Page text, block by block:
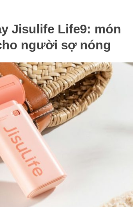
Jisulife Life9: món
người sợ nóng